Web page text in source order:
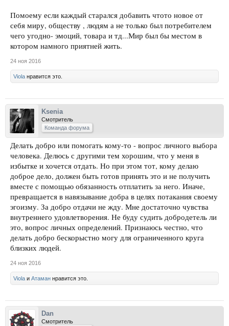
Помоему если каждый старался добавить чтото новое от
себя миру, обществу , людям а не только был потребителем
чего угодно- эмоций, товара и тд...Мир был бы местом в
котором намного приятней жить.
24 ноя 2016
Viola нравится это.
Ksenia
Смотритель
Команда форума
Делать добро или помогать кому-то - вопрос личного выбора
человека. Делюсь с другими тем хорошим, что у меня в
избытке и хочется отдать. Но при этом тот, кому делаю
доброе дело, должен быть готов принять это и не получить
вместе с помощью обязанность отплатить за него. Иначе,
превращается в навязывание добра в целях потакания своему
эгоизму. За добро отдачи не жду. Мне достаточно чувства
внутреннего удовлетворения. Не буду судить добродетель ли
это, вопрос личных определений. Признаюсь честно, что
делать добро бескорыстно могу для ограниченного круга
близких людей.
24 ноя 2016
Viola и Атаман нравится это.
Dan
Смотритель